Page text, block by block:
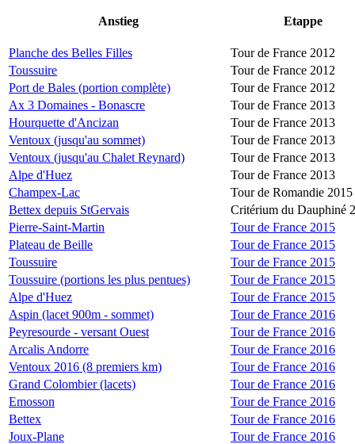
Anstieg Etappe
Planche des Belles Filles
Tour de France 2012
Toussuire
Tour de France 2012
Port de Bales (portion complète)
Tour de France 2012
Ax 3 Domaines - Bonascre
Tour de France 2013
Hourquette d'Ancizan
Tour de France 2013
Ventoux (jusqu'au sommet)
Tour de France 2013
Ventoux (jusqu'au Chalet Reynard)
Tour de France 2013
Alpe d'Huez
Tour de France 2013
Champex-Lac
Tour de Romandie 2015
Bettex depuis StGervais
Critérium du Dauphiné
Pierre-Saint-Martin
Tour de France 2015
Plateau de Beille
Tour de France 2015
Toussuire
Tour de France 2015
Toussuire (portions les plus pentues)
Tour de France 2015
Alpe d'Huez
Tour de France 2015
Aspin (lacet 900m - sommet)
Tour de France 2016
Peyresourde - versant Ouest
Tour de France 2016
Arcalis Andorre
Tour de France 2016
Ventoux 2016 (8 premiers km)
Tour de France 2016
Grand Colombier (lacets)
Tour de France 2016
Emosson
Tour de France 2016
Bettex
Tour de France 2016
Joux-Plane
Tour de France 2016